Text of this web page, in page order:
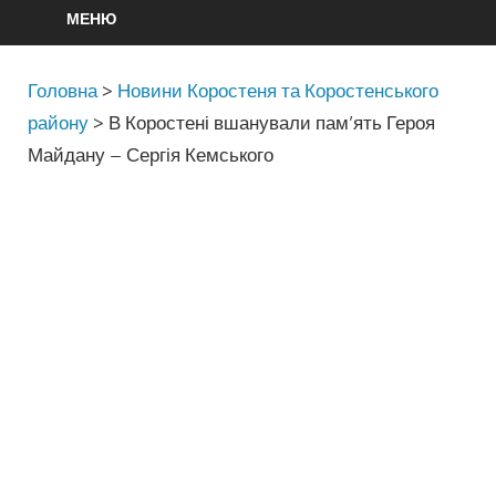
МЕНЮ
Головна > Новини Коростеня та Коростенського
району > В Коростені вшанували пам’ять Героя
Майдану – Сергія Кемського